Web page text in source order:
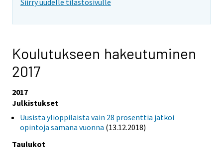
Siirry uudelle tilastosivulle
Koulutukseen hakeutuminen
2017
2017
Julkistukset
Uusista ylioppilaista vain 28 prosenttia jatkoi
opintoja samana vuonna (13.12.2018)
Taulukot